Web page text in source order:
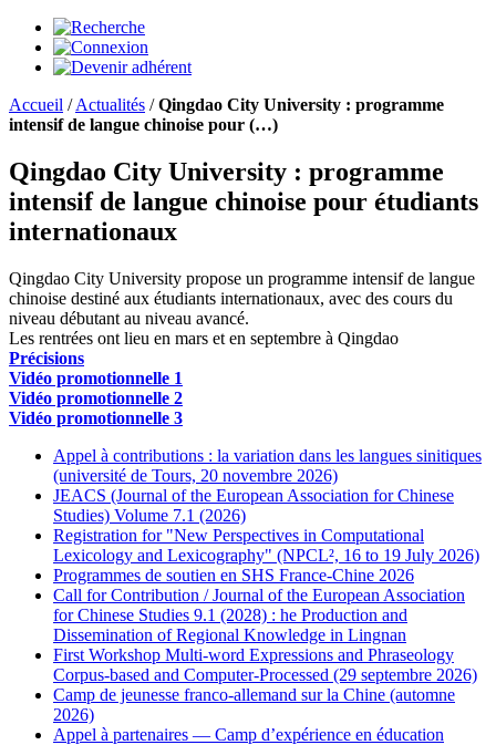
Accueil /Actualités /Qingdao City University : programme
intensif de langue chinoise pour (…)
Qingdao City University : programme
intensif de langue chinoise pour étudiants
internationaux
Qingdao City University propose un programme intensif de langue
chinoise destiné aux étudiants internationaux, avec des cours du
niveau débutant au niveau avancé.
Les rentrées ont lieu en mars et en septembre à Qingdao
Précisions
Vidéo promotionnelle 1
Vidéo promotionnelle 2
Vidéo promotionnelle 3
Appel à contributions : la variation dans les langues sinitiques
(université de Tours, 20 novembre 2026)
JEACS (Journal of the European Association for Chinese
Studies) Volume 7.1 (2026)
Registration for "New Perspectives in Computational
Lexicology and Lexicography" (NPCL², 16 to 19 July 2026)
Programmes de soutien en SHS France-Chine 2026
Call for Contribution / Journal of the European Association
for Chinese Studies 9.1 (2028) : he Production and
Dissemination of Regional Knowledge in Lingnan
First Workshop Multi-word Expressions and Phraseology
Corpus-based and Computer-Processed (29 septembre 2026)
Camp de jeunesse franco-allemand sur la Chine (automne
2026)
Appel à partenaires — Camp d’expérience en éducation